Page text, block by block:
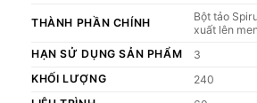
THÀNH PHẦN CHÍNH
Bột tảo
xuất lên
HẠN SỬ DỤNG SẢN PHẨM
3
KHỐI LƯỢNG
240